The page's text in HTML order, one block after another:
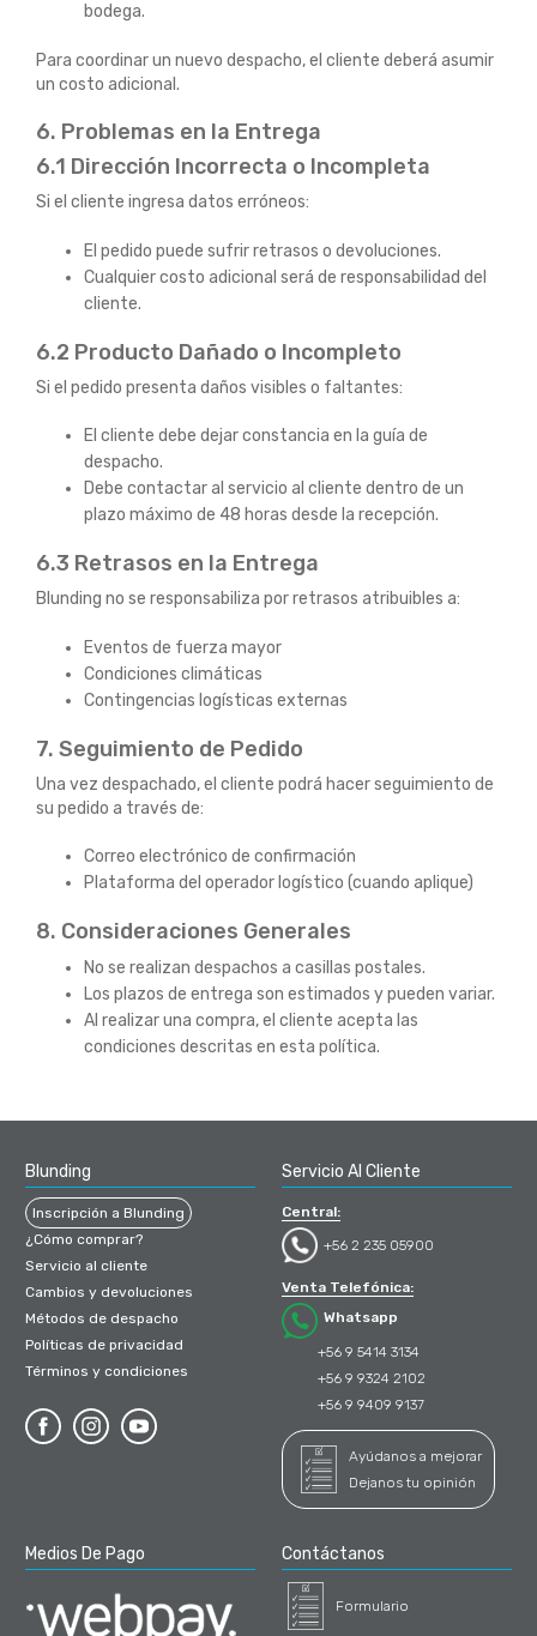
bodega.
Para coordinar un nuevo despacho, el cliente deberá asumir
un costo adicional.
6. Problemas en la Entrega
6.1 Dirección Incorrecta o Incompleta
Si el cliente ingresa datos erróneos:
El pedido puede sufrir retrasos o devoluciones.
Cualquier costo adicional será de responsabilidad del
cliente.
6.2 Producto Dañado o Incompleto
Si el pedido presenta daños visibles o faltantes:
El cliente debe dejar constancia en la guía de
despacho.
Debe contactar al servicio al cliente dentro de un
plazo máximo de 48 horas desde la recepción.
6.3 Retrasos en la Entrega
Blunding no se responsabiliza por retrasos atribuibles a:
Eventos de fuerza mayor
Condiciones climáticas
Contingencias logísticas externas
7. Seguimiento de Pedido
Una vez despachado, el cliente podrá hacer seguimiento de
su pedido a través de:
Correo electrónico de confirmación
Plataforma del operador logístico (cuando aplique)
8. Consideraciones Generales
No se realizan despachos a casillas postales.
Los plazos de entrega son estimados y pueden variar.
Al realizar una compra, el cliente acepta las
condiciones descritas en esta política.
Blunding
Inscripción a Blunding
¿Cómo comprar?
Servicio al cliente
Cambios y devoluciones
Métodos de despacho
Políticas de privacidad
Términos y condiciones
Servicio Al Cliente
Central:
+56 2 235 05900
Venta Telefónica:
Whatsapp
+56 9 5414 3134
+56 9 9324 2102
+56 9 9409 9137
Ayúdanos a mejorar
Dejanos tu opinión
Medios De Pago Contáctanos
Formulario